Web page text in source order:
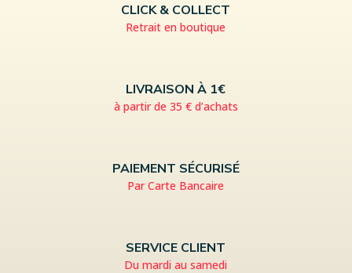
CLICK & COLLECT
Retrait en boutique
LIVRAISON À 1€
à partir de 35 € d’achats
PAIEMENT SÉCURISÉ
Par Carte Bancaire
SERVICE CLIENT
Du mardi au samedi